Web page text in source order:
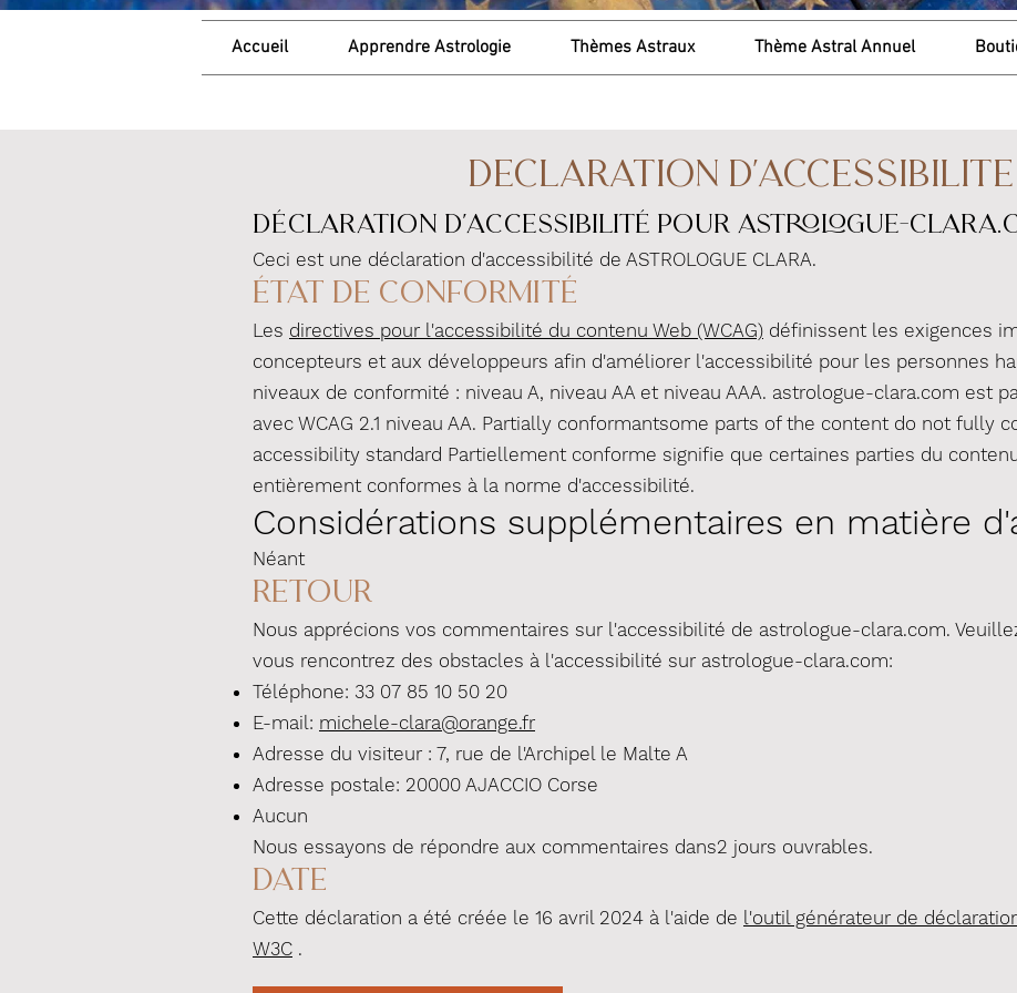
Accueil Apprendre Astrologie Thèmes Astraux Thème Astral Annuel
DECLARATION D'ACCESSIBILITE
Déclaration d'accessibilité pour astrologue-
Ceci est une déclaration d'accessibilité de ASTROLOGUE CLARA.
État de conformité
Les directives pour l'accessibilité du contenu Web (WCAG) définissent les exigences
concepteurs et aux développeurs afin d'améliorer l'accessibilité pour les personnes
niveaux de conformité : niveau A, niveau AA et niveau AAA. astrologue-clara.com est
avec WCAG 2.1 niveau AA. Partially conformantsome parts of the content do not fully
accessibility standard Partiellement conforme signifie que certaines parties du
entièrement conformes à la norme d'accessibilité.
Considérations supplémentaires en matière
Néant
Retour
Nous apprécions vos commentaires sur l'accessibilité de astrologue-clara.com.
vous rencontrez des obstacles à l'accessibilité sur astrologue-clara.com:
Téléphone: 33 07 85 10 50 20
E-mail: michele-clara@orange.fr
Adresse du visiteur : 7, rue de l'Archipel le Malte A
Adresse postale: 20000 AJACCIO Corse
Aucun
Nous essayons de répondre aux commentaires dans2 jours ouvrables.
Date
Cette déclaration a été créée le 16 avril 2024 à l'aide de l'outil générateur de
W3C .